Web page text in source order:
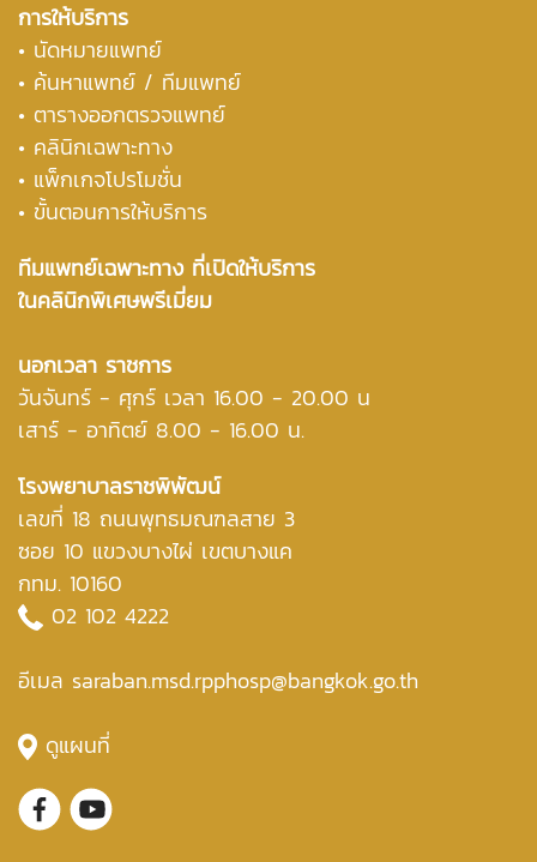
การให้บริการ
• นัดหมายแพทย์
• ค้นหาแพทย์ / ทีมแพทย์
• ตารางออกตรวจแพทย์
• คลินิกเฉพาะทาง
• แพ็กเกจโปรโมชั่น
• ขั้นตอนการให้บริการ
ทีมแพทย์เฉพาะทาง ที่เปิดให้บริการ
ในคลินิกพิเศษพรีเมี่ยม
นอกเวลา ราชการ
วันจันทร์ - ศุกร์ เวลา 16.00 - 20.00 น
เสาร์ - อาทิตย์ 8.00 - 16.00 น.
โรงพยาบาลราชพิพัฒน์
เลขที่ 18 ถนนพุทธมณฑลสาย 3
ซอย 10 แขวงบางไผ่ เขตบางแค
กทม. 10160
02 102 4222
อีเมล saraban.msd.rpphosp@bangkok.go.th
ดูแผนที่